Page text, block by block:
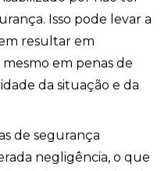
Isso pode levar a
resultar em
em penas de
da situação e da
de segurança
negligência, o que